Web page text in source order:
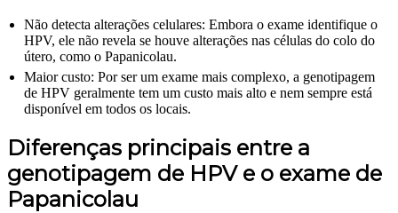
Não detecta alterações celulares: Embora o exame identifique o
HPV, ele não revela se houve alterações nas células do colo do
útero, como o Papanicolau.
Maior custo: Por ser um exame mais complexo, a genotipagem
de HPV geralmente tem um custo mais alto e nem sempre está
disponível em todos os locais.
Diferenças principais entre a
genotipagem de HPV e o exame de
Papanicolau